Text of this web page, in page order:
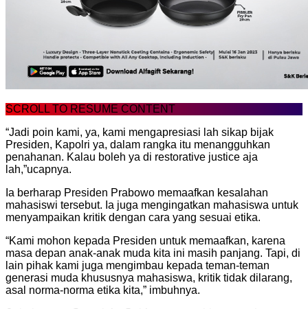
SCROLL TO RESUME CONTENT
“Jadi poin kami, ya, kami mengapresiasi lah sikap bijak
Presiden, Kapolri ya, dalam rangka itu menangguhkan
penahanan. Kalau boleh ya di restorative justice aja
lah,”ucapnya.
Ia berharap Presiden Prabowo memaafkan kesalahan
mahasiswi tersebut. Ia juga mengingatkan mahasiswa untuk
menyampaikan kritik dengan cara yang sesuai etika.
“Kami mohon kepada Presiden untuk memaafkan, karena
masa depan anak-anak muda kita ini masih panjang. Tapi, di
lain pihak kami juga mengimbau kepada teman-teman
generasi muda khususnya mahasiswa, kritik tidak dilarang,
asal norma-norma etika kita,” imbuhnya.